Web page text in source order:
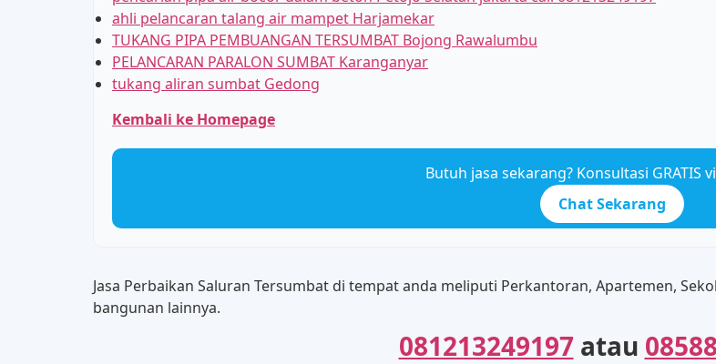
ahli pelancaran talang air mampet Harjamekar
TUKANG PIPA PEMBUANGAN TERSUMBAT Bojong Rawalumbu
PELANCARAN PARALON SUMBAT Karanganyar
tukang aliran sumbat Gedong
Kembali ke Homepage
Butuh jasa sekarang? Konsultasi GRATIS
Chat Sekarang
Jasa Perbaikan Saluran Tersumbat di tempat anda meliputi Perkantoran, Apartemen,
bangunan lainnya.
081213249197 atau